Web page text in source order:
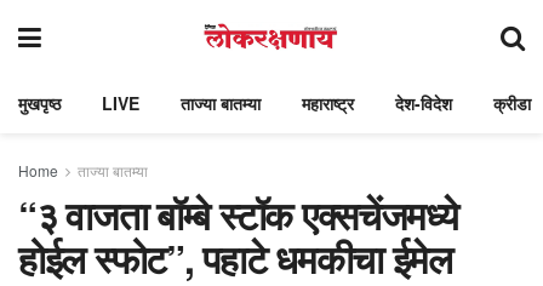
मुखपृष्ठ LIVE ताज्या बातम्या महाराष्ट्र देश-विदेश क्रीडा
Home ताज्या बातम्या
“३ वाजता बॉम्बे स्टॉक एक्सचेंजमध्ये
होईल स्फोट”, पहाटे धमकीचा ईमेल